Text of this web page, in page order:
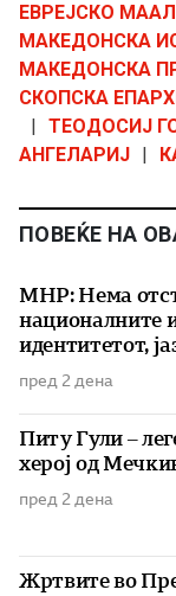
ЕВРЕЈСКО
МАКЕДОНСКА
МАКЕДОНСКА
СКОПСКА
ТЕОДОСИЈ
АНГЕЛАРИЈ
ПОВЕЌЕ НА
МНР: Нема
националните
идентитетот,
пред 2 дена
Питу Гули –
херој од
пред 2 дена
Жртвите во